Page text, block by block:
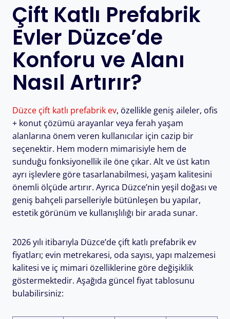
Çift Katlı Prefabrik
Evler Düzce’de
Konforu ve Alanı
Nasıl Artırır?
Düzce çift katlı prefabrik ev, özellikle geniş aileler, ofis
+ konut çözümü arayanlar veya ferah yaşam
alanlarına önem veren kullanıcılar için cazip bir
seçenektir. Hem modern mimarisiyle hem de
sunduğu fonksiyonellik ile öne çıkar. Alt ve üst katın
ayrı işlevlere göre tasarlanabilmesi, yaşam kalitesini
önemli ölçüde artırır. Ayrıca Düzce’nin yeşil doğası ve
geniş bahçeli parselleriyle bütünleşen bu yapılar,
estetik görünüm ve kullanışlılığı bir arada sunar.
2026 yılı itibarıyla Düzce’de çift katlı prefabrik ev
fiyatları; evin metrekaresi, oda sayısı, yapı malzemesi
kalitesi ve iç mimari özelliklerine göre değişiklik
göstermektedir. Aşağıda güncel fiyat tablosunu
bulabilirsiniz: